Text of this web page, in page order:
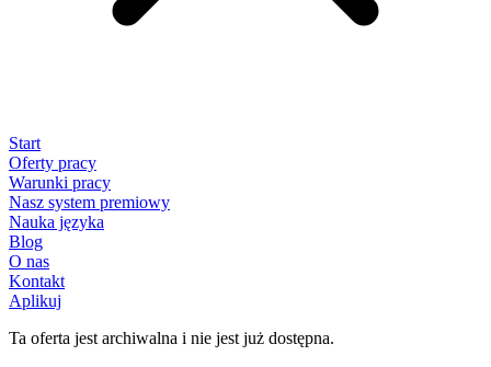
Start
Oferty pracy
Warunki pracy
Nasz system premiowy
Nauka języka
Blog
O nas
Kontakt
Aplikuj
Ta oferta jest archiwalna i nie jest już dostępna.